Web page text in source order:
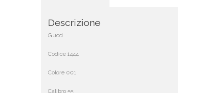
Descrizione
Gucci
Codice 1444
Colore 001
Calibro 55